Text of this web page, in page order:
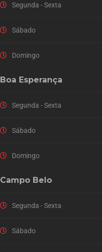
Segunda - Sexta
Sábado
Domingo
Boa Esperança
Segunda - Sexta
Sábado
Domingo
Campo Belo
Segunda - Sexta
Sábado